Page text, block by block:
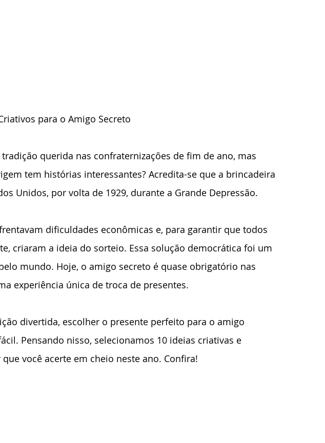
para o Amigo Secreto
querida nas confraternizações de fim de ano, mas
tem histórias interessantes? Acredita-se que a brincadeira
Unidos, por volta de 1929, durante a Grande Depressão.
dificuldades econômicas e, para garantir que todos
criaram a ideia do sorteio. Essa solução democrática foi um
mundo. Hoje, o amigo secreto é quase obrigatório nas
experiência única de troca de presentes.
divertida, escolher o presente perfeito para o amigo
Pensando nisso, selecionamos 10 ideias criativas e
você acerte em cheio neste ano. Confira!